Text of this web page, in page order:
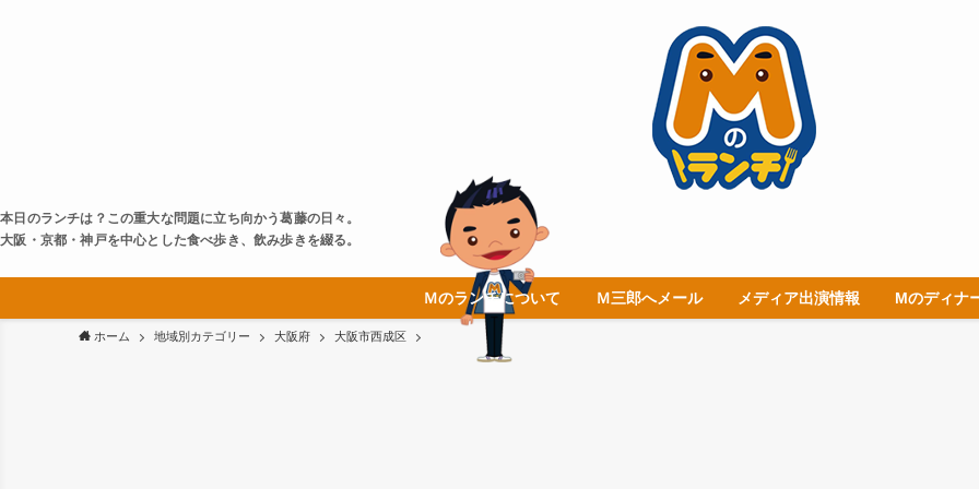
本日のランチは？この重大な問題に立ち向かう葛藤の日々。
大阪・京都・神戸を中心とした食べ歩き、飲み歩きを綴る。
Ｍのランチについて Ｍ三郎へメール メディア出演情報 Mのディナ
ホーム 地域別カテゴリー 大阪府 大阪市西成区